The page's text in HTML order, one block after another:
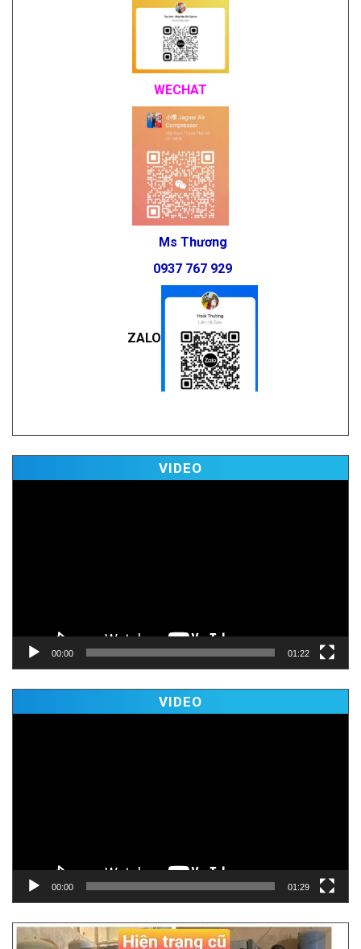
WECHAT
Ms Thương
0937 767 929
ZALO
VIDEO
00:00 01:22
VIDEO
00:00 01:29